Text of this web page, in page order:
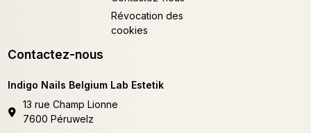
Révocation des
cookies
Contactez-nous
Indigo Nails Belgium Lab Estetik
13 rue Champ Lionne
7600 Péruwelz